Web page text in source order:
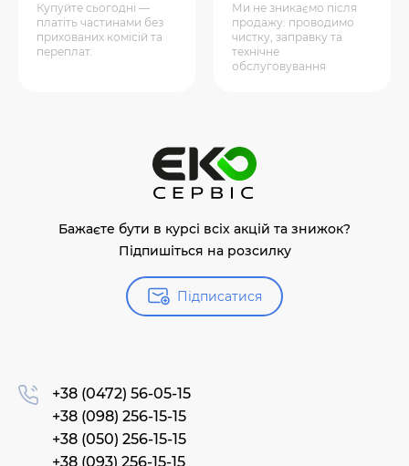
Купуйте сьогодні —
платіть частинами без
прихованих комісій та
переплат.
Ми не зникаємо після
продажу: проводимо
чистку, заправку та
технічне
обслуговування
Бажаєте бути в курсі всіх акцій та знижок?
Підпишіться на розсилку
Підписатися
+38 (0472) 56-05-15
+38 (098) 256-15-15
+38 (050) 256-15-15
+38 (093) 256-15-15